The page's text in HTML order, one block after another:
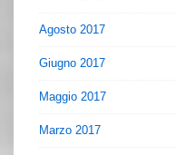
Agosto 2017
Giugno 2017
Maggio 2017
Marzo 2017